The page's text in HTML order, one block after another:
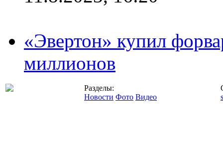
«Эвертон» купил
миллионов
Разделы:
Новости Фото Видео